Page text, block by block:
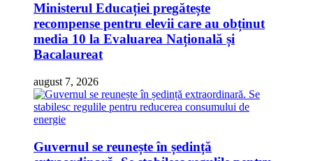
Ministerul Educației pregătește
recompense pentru elevii care au obținut
media 10 la Evaluarea Națională și
Bacalaureat
august 7, 2026
Guvernul se reunește în ședință